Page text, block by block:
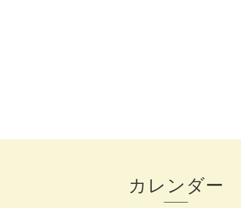
カレンダー